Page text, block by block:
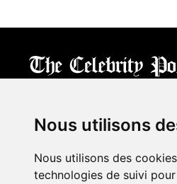
Nous utilisons
Nous utilisons des
technologies de suivi
Terms of Use| Privacy|Cookies Policy (Mes
À propos